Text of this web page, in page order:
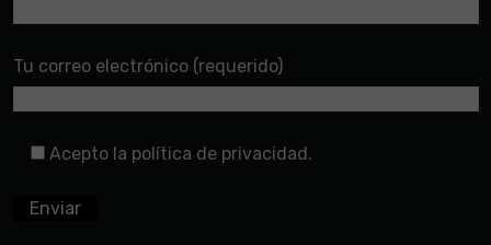
Tu correo electrónico (requerido)
Acepto la política de privacidad.